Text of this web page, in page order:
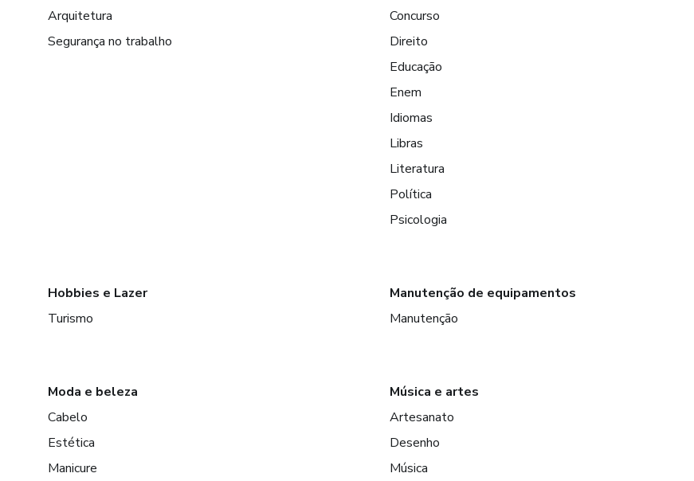
Arquitetura
Segurança no trabalho
Concurso
Direito
Educação
Enem
Idiomas
Libras
Literatura
Política
Psicologia
Hobbies e Lazer
Turismo
Manutenção de equipamentos
Manutenção
Moda e beleza
Cabelo
Estética
Manicure
Música e artes
Artesanato
Desenho
Música